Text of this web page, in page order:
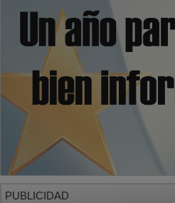
PUBLICIDAD